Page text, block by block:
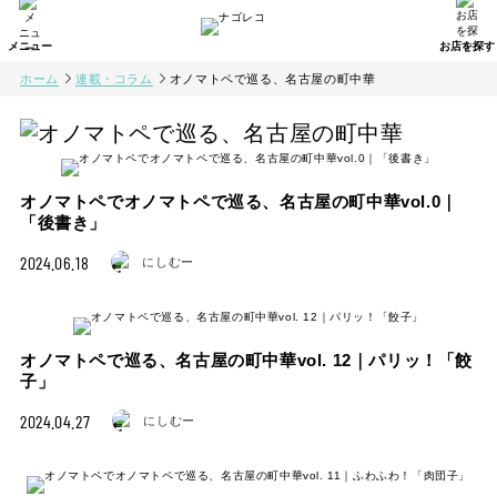
ホーム 連載・コラム オノマトペで巡る、名古屋の町中華
オノマトペでオノマトペで巡る、名古屋の町中華vol.0｜
「後書き」
2024.06.18 にしむー
オノマトペで巡る、名古屋の町中華vol. 12｜パリッ！「餃
子」
2024.04.27 にしむー